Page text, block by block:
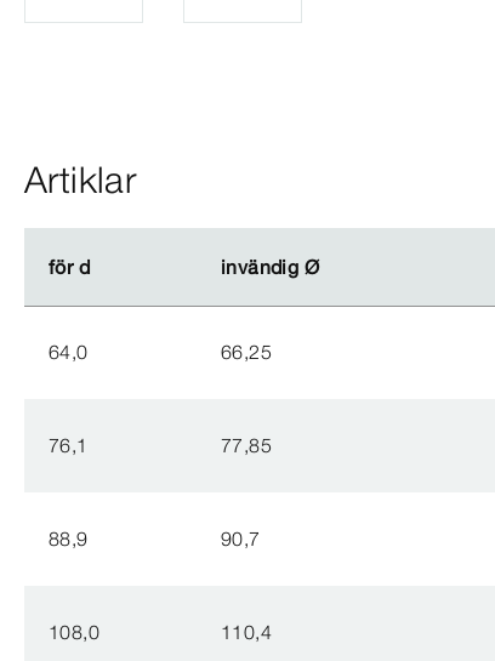
Artiklar
för d invändig Ø
för d invändig Ø
64,0 66,25
76,1 77,85
88,9 90,7
108,0 110,4